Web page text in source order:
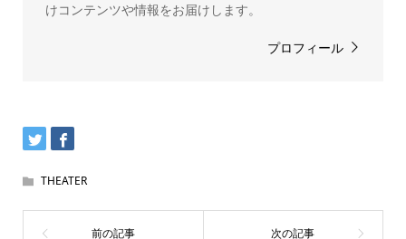
けコンテンツや情報をお届けします。
プロフィール
THEATER